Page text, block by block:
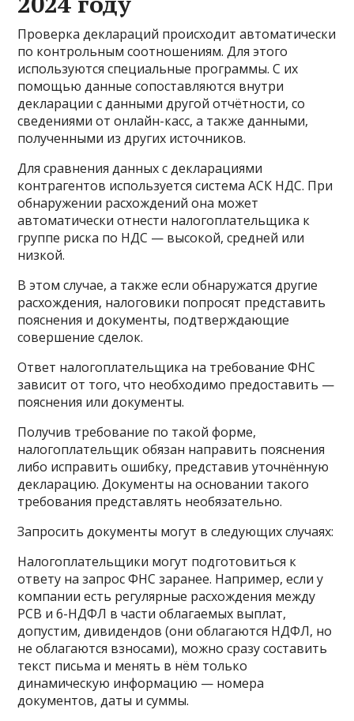
Проверка деклараций происходит автоматически
по контрольным соотношениям. Для этого
используются специальные программы. С их
помощью данные сопоставляются внутри
декларации с данными другой отчётности, со
сведениями от онлайн-касс, а также данными,
полученными из других источников.
Для сравнения данных с декларациями
контрагентов используется система АСК НДС. При
обнаружении расхождений она может
автоматически отнести налогоплательщика к
группе риска по НДС — высокой, средней или
низкой.
В этом случае, а также если обнаружатся другие
расхождения, налоговики попросят представить
пояснения и документы, подтверждающие
совершение сделок.
Ответ налогоплательщика на требование ФНС
зависит от того, что необходимо предоставить —
пояснения или документы.
Получив требование по такой форме,
налогоплательщик обязан направить пояснения
либо исправить ошибку, представив уточнённую
декларацию. Документы на основании такого
требования представлять необязательно.
Запросить документы могут в следующих случаях:
Налогоплательщики могут подготовиться к
ответу на запрос ФНС заранее. Например, если у
компании есть регулярные расхождения между
РСВ и 6-НДФЛ в части облагаемых выплат,
допустим, дивидендов (они облагаются НДФЛ, но
не облагаются взносами), можно сразу составить
текст письма и менять в нём только
динамическую информацию — номера
документов, даты и суммы.